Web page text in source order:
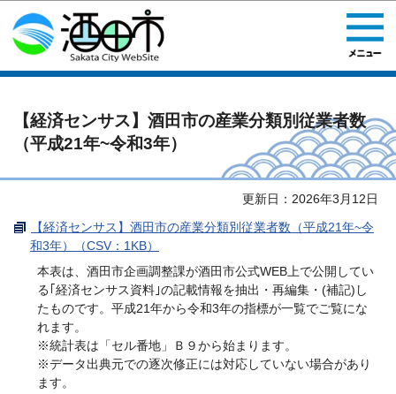
このページの本文へ移動
【経済センサス】酒田市の産業分類別従業者数
（平成21年~令和3年）
更新日：2026年3月12日
【経済センサス】酒田市の産業分類別従業者数（平成21年~令
和3年）（CSV：1KB）
本表は、酒田市企画調整課が酒田市公式WEB上で公開してい
る｢経済センサス資料｣の記載情報を抽出・再編集・(補記)し
たものです。平成21年から令和3年の指標が一覧でご覧にな
れます。
※統計表は「セル番地」Ｂ９から始まります。
※データ出典元での逐次修正には対応していない場合があり
ます。